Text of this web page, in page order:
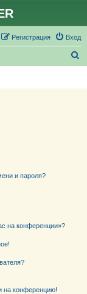
Вход
Регистрация
и пароля?
на конференции»?
на конференцию!